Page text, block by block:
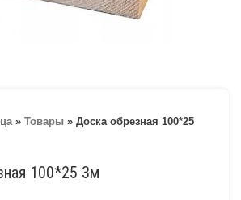
» Товары » Доска обрезная 100*25
100*25 3м